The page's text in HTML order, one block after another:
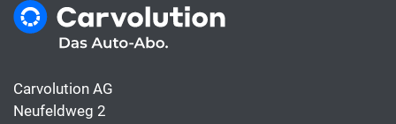
Carvolution AG
Neufeldweg 2